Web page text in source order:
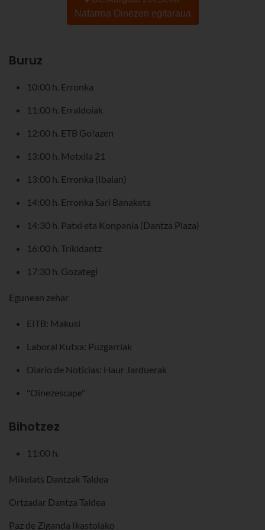
Nafarroa Oinezen egitaraua
Buruz
10:00 h. Erronka
11:00 h. Erraldoiak
12:00 h. ETB Go!azen
13:00 h. Motxila 21
13:00 h. Erronka (Ibaian)
14:00 h. Erronka Sari Banaketa
14:30 h. Patxi eta Konpania (Dantza Plaza)
16:00 h. Trikidantz
17:30 h. Gozategi
Egunean zehar
EITB: Makusi
Laboral Kutxa: Puzgarriak
Diario de Noticias: Haur Jarduerak
"Oinezescape"
Bihotzez
11:00 h.
Mikelats Dantzak Taldea
Ortzadar Dantza Taldea
Paz de Ziganda Ikastolako